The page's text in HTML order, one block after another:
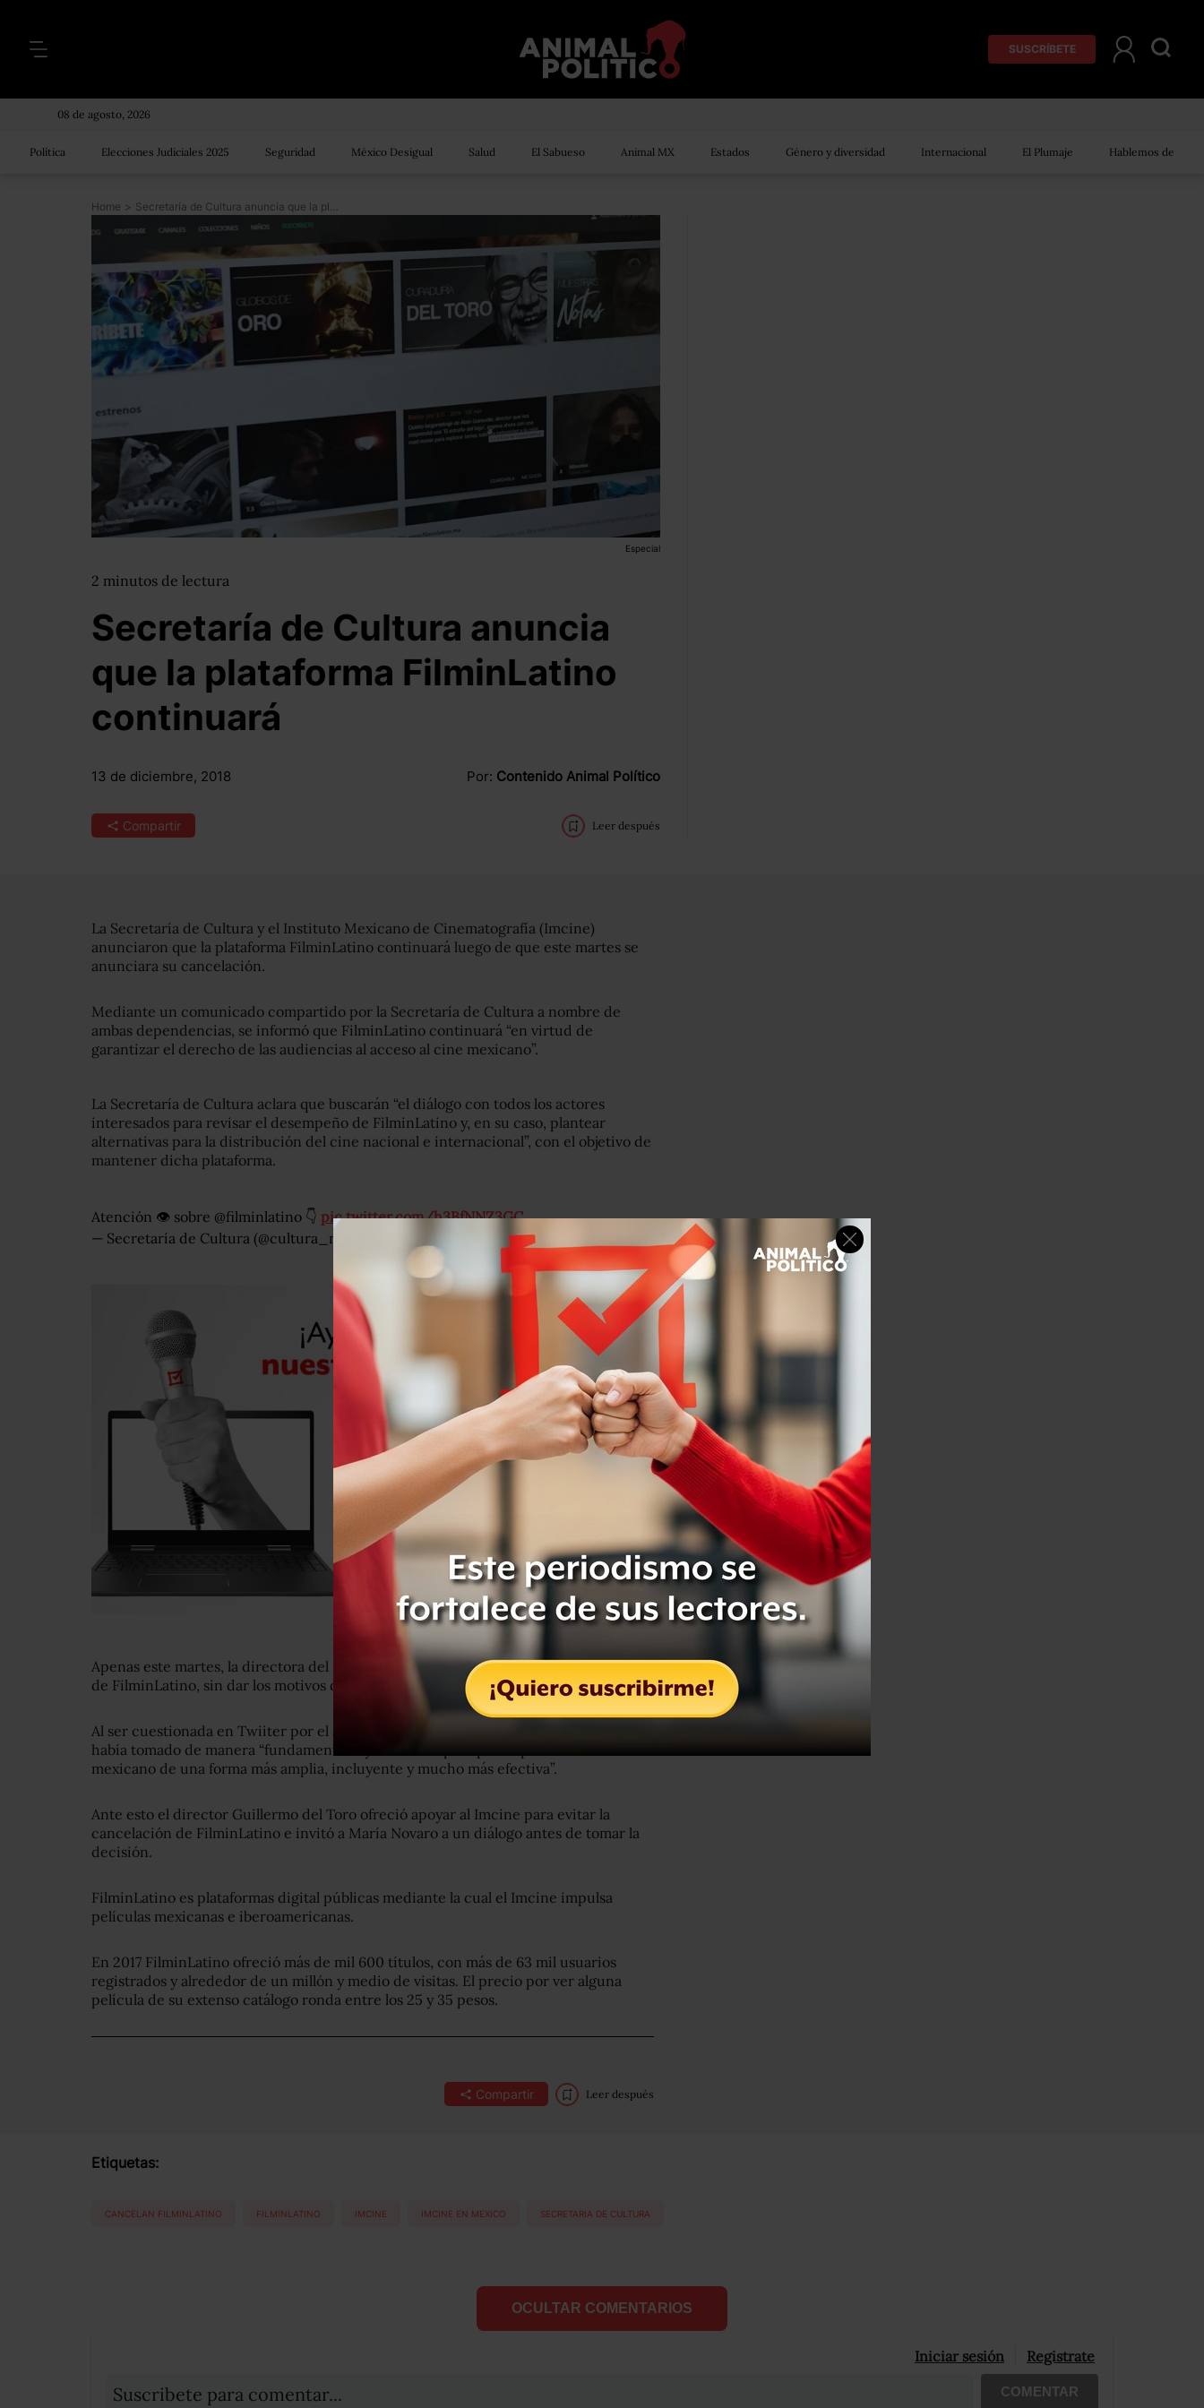
SUSCRÍBETE
08 de agosto, 2026
Política Elecciones Judiciales 2025 Seguridad México Desigual Salud El Sabueso Animal MX Estados Género y diversidad Internacional El Plumaje Hablemos de
Home > Secretaría de Cultura anuncia que la plataforma FilminLatino continuará
Especial
2 minutos de lectura
Secretaría de Cultura anuncia
que la plataforma FilminLatino
continuará
13 de diciembre, 2018 Por: Contenido Animal Político
Compartir Leer después
La Secretaría de Cultura y el Instituto Mexicano de Cinematografía (Imcine)
anunciaron que la plataforma FilminLatino continuará luego de que este martes se
anunciara su cancelación.
Mediante un comunicado compartido por la Secretaría de Cultura a nombre de
ambas dependencias, se informó que FilminLatino continuará “en virtud de
garantizar el derecho de las audiencias al acceso al cine mexicano”.
La Secretaría de Cultura aclara que buscarán “el diálogo con todos los actores
interesados para revisar el desempeño de FilminLatino y, en su caso, plantear
alternativas para la distribución del cine nacional e internacional”, con el objetivo de
mantener dicha plataforma.
Atención 👁 sobre @filminlatino 👇 pic.twitter.com/h3BfNNZ3GC
— Secretaría de Cultura (@cultura_mx)
Apenas este martes, la directora del Imcine, María Novaro, anunció la cancelación
de FilminLatino, sin dar los motivos de la decisión.
Al ser cuestionada en Twiiter por el anuncio Novaro argumentó que la decisión se
había tomado de manera “fundamentada y necesaria para poder promover el cine
mexicano de una forma más amplia, incluyente y mucho más efectiva”.
Ante esto el director Guillermo del Toro ofreció apoyar al Imcine para evitar la
cancelación de FilminLatino e invitó a María Novaro a un diálogo antes de tomar la
decisión.
FilminLatino es plataformas digital públicas mediante la cual el Imcine impulsa
películas mexicanas e iberoamericanas.
En 2017 FilminLatino ofreció más de mil 600 títulos, con más de 63 mil usuarios
registrados y alrededor de un millón y medio de visitas. El precio por ver alguna
película de su extenso catálogo ronda entre los 25 y 35 pesos.
Compartir Leer después
Etiquetas:
CANCELAN FILMINLATINO FILMINLATINO IMCINE IMCINE EN MEXICO SECRETARIA DE CULTURA
OCULTAR COMENTARIOS
Iniciar sesión Registrate
Suscribete para comentar... COMENTAR